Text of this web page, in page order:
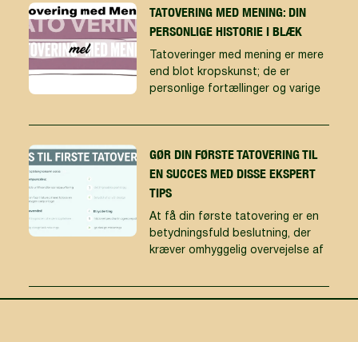
TATOVERING MED MENING: DIN
PERSONLIGE HISTORIE I BLÆK
Tatoveringer med mening er mere
end blot kropskunst; de er
personlige fortællinger og varige
GØR DIN FØRSTE TATOVERING TIL
EN SUCCES MED DISSE EKSPERT
TIPS
At få din første tatovering er en
betydningsfuld beslutning, der
kræver omhyggelig overvejelse af